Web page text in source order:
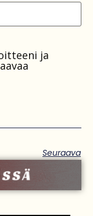
ja
Seuraava